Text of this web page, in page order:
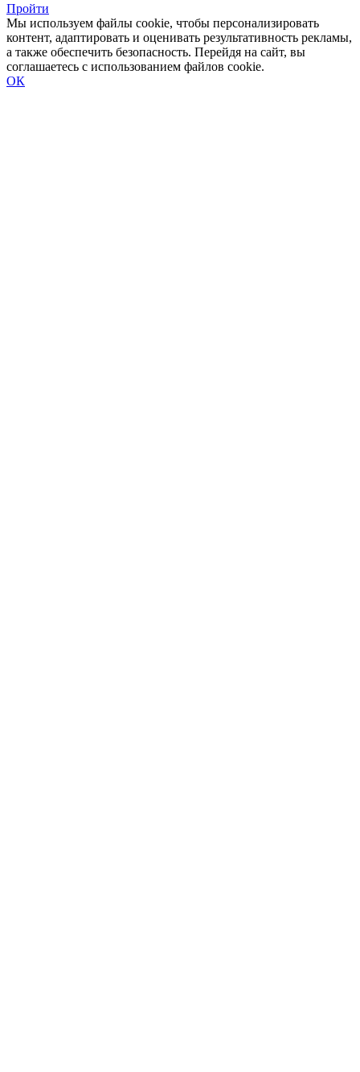
Пройти
Мы используем файлы cookie, чтобы персонализировать
контент, адаптировать и оценивать результативность рекламы,
а также обеспечить безопасность. Перейдя на сайт, вы
соглашаетесь с использованием файлов cookie.
ОК